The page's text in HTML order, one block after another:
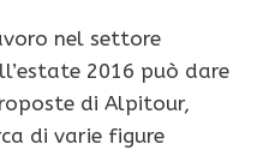
nel settore
2016 può dare
di Alpitour,
di varie figure